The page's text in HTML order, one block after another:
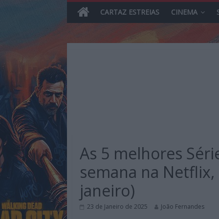
to
content
Reviews
Previews
sobre
CARTAZ ESTREIAS CINEMA
As 5 melhores
semana na Netflix,
janeiro)
23 de Janeiro de 2025 João Fernandes